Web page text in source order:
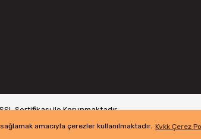
amacıyla çerezler kullanılmaktadır. Kvkk Çerez
Sertifikası ile Korunmaktadır.